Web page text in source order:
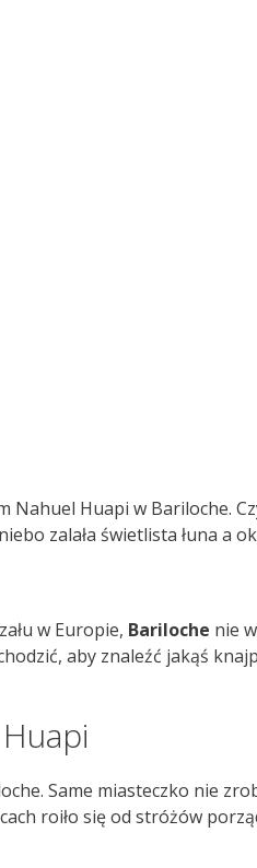
Nahuel Huapi w Bariloche.
zalała świetlista łuna a
w Europie, Bariloche nie
aby znaleźć jakąś
Same miasteczko nie
roiło się od stróżów